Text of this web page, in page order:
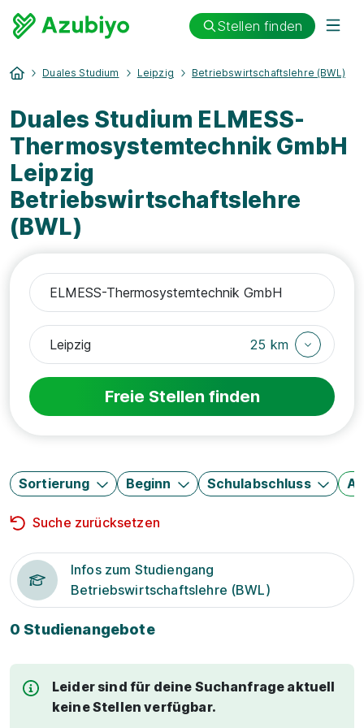
Stellen finden
Duales Studium Leipzig Betriebswirtschaftslehre (BWL)
Duales Studium ELMESS-
Thermosystemtechnik GmbH
Leipzig
Betriebswirtschaftslehre
(BWL)
25 km
Freie Stellen finden
Sortierung Beginn Schulabschluss
Suche zurücksetzen
Infos zum Studiengang
Betriebswirtschaftslehre (BWL)
0 Studienangebote
Leider sind für deine Suchanfrage aktuell
keine Stellen verfügbar.